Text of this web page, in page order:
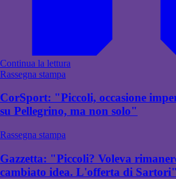
Continua la lettura
Rassegna stampa
CorSport: "Piccoli, occasione
su Pellegrino, ma non solo"
Rassegna stampa
Gazzetta: "Piccoli? Voleva
cambiato idea. L'offerta di Sartori"